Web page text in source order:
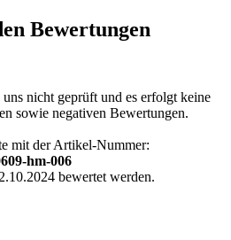
Bewertungen
nicht geprüft und es erfolgt keine
sowie negativen Bewertungen.
mit der Artikel-Nummer:
hm-006
bewertet werden.